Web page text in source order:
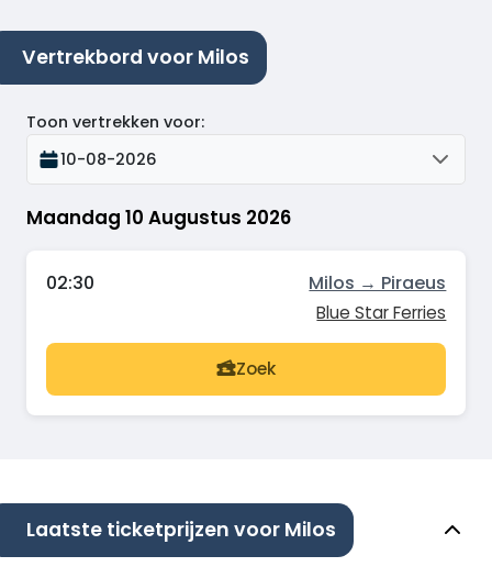
Vertrekbord voor Milos
Maandag 10 Augustus 2026
Toon vertrekken voor:
10-08-2026
02:30 Milos → Piraeus
Blue Star Ferries
Zoek
Laatste ticketprijzen voor Milos